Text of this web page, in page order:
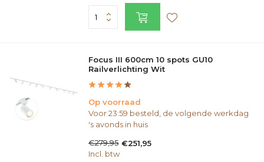
Focus III 600cm 10 spots GU10
Railverlichting Wit
Op voorraad
Voor 23:59 besteld, de volgende werkdag
's avonds in huis
€279,95 €251,95
Incl. btw